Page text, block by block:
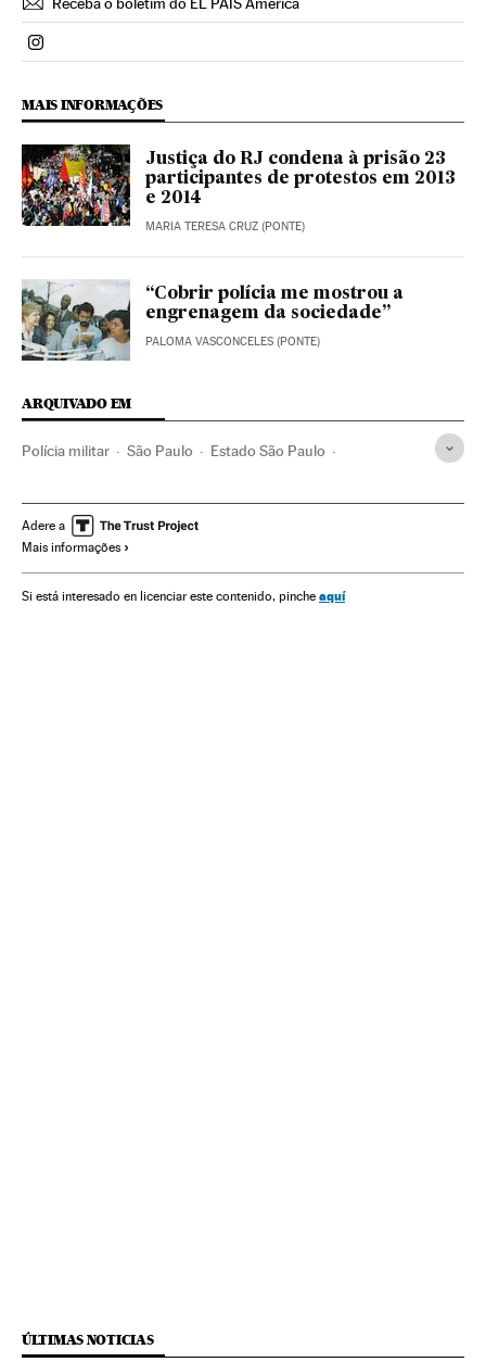
Receba o boletim do EL PAÍS América
Politica El País Brasil en Instagram
MAIS INFORMAÇÕES
Justiça do RJ condena à prisão 23
participantes de protestos em 2013
e 2014
MARIA TERESA CRUZ (PONTE)
“Cobrir polícia me mostrou a
engrenagem da sociedade”
PALOMA VASCONCELES (PONTE)
ARQUIVADO EM
Polícia militar São Paulo Estado São Paulo
América do Sul América Latina
Preconceitos
Justiça
Adere a
Mais informações
Si está interesado en licenciar este contenido, pinche aquí
ÚLTIMAS NOTICIAS